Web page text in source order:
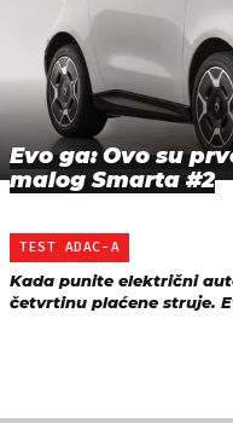
Evo ga: Ovo su
malog Smarta #2
TEST ADAC-A
Kada punite električni
četvrtinu plaćene struje.